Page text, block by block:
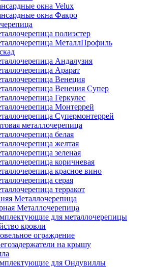
окна Velux
окна Факро
полиэстер
МеталлПрофиль
Андалузия
Арарат
Венеция
Венеция Супер
Геркулес
Монтеррей
Супермонтеррей
металлочерепица
белая
желтая
зеленая
коричневая
красное вино
серая
терракот
Металлочерепица
Металлочерепица
для металлочерепицы
кровли
ограждение
на крышу
для Ондувиллы